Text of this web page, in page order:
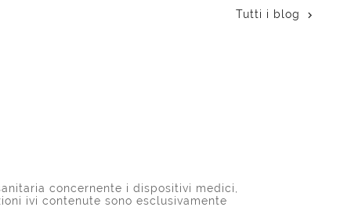
Tutti i blog 
concernente i dispositivi medici,
ivi contenute sono esclusivamente